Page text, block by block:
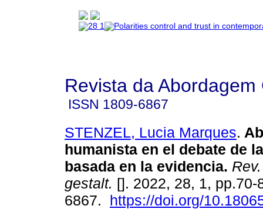
Revista da Abordagem
ISSN 1809-6867
STENZEL, Lucia Marques.
humanista en el debate de
basada en la evidencia.
gestalt. []. 2022, 28, 1, pp.70-
6867. https://doi.org/